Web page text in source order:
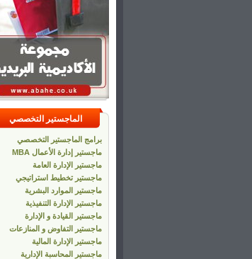
الماجستير التخصصي
برامج الماجستير التخصصي
ماجستير إدارة الأعمال MBA
ماجستير الإدارة العامة
ماجستير تخطيط استراتيجي
ماجستير الموارد البشرية
ماجستير الإدارة التنفيذية
ماجستير القيادة و الإدارة
ماجستير التفاوض و المنازعات
ماجستير الإدارة المالية
ماجستير المحاسبة الإدارية